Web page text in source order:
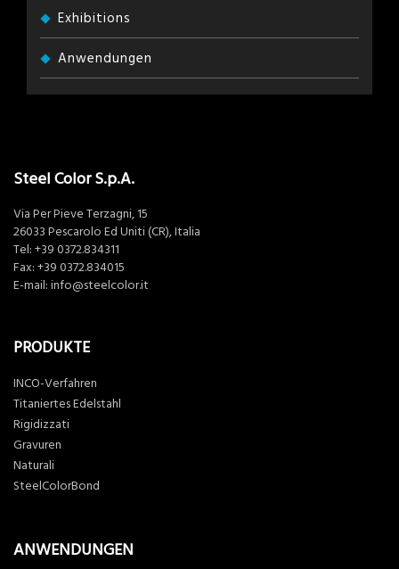
Exhibitions
Anwendungen
Steel Color S.p.A.
Via Per Pieve Terzagni, 15
26033 Pescarolo Ed Uniti (CR), Italia
Tel: +39 0372.834311
Fax: +39 0372.834015
E-mail: info@steelcolor.it
PRODUKTE
INCO-Verfahren
Titaniertes Edelstahl
Rigidizzati
Gravuren
Naturali
SteelColorBond
ANWENDUNGEN